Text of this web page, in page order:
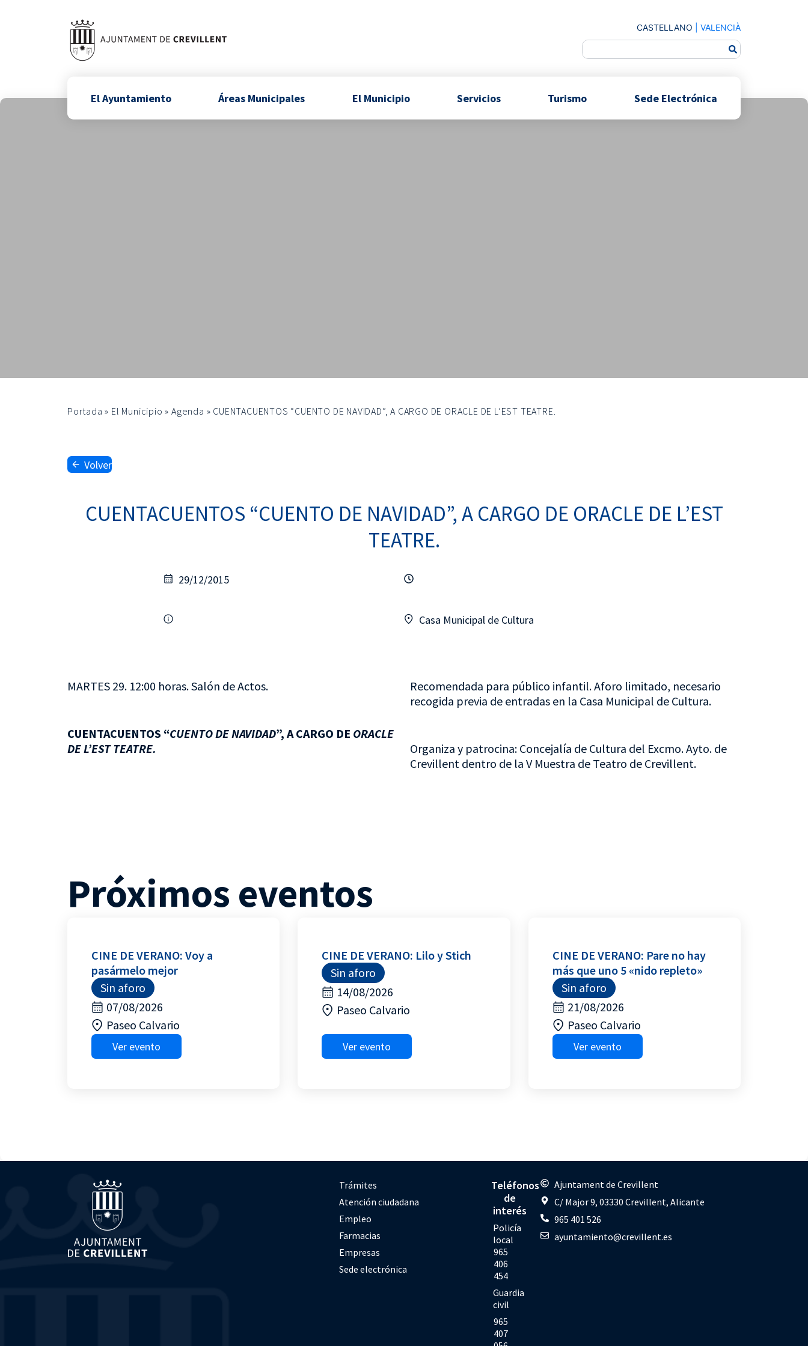
CASTELLANO VALENCIÀ
El Ayuntamiento Áreas Municipales El Municipio Servicios Turismo Sede Electrónica
Portada » El Municipio »Agenda » CUENTACUENTOS “CUENTO DE NAVIDAD”, A CARGO DE ORACLE DE L’EST TEATRE.
Volver
CUENTACUENTOS “CUENTO DE NAVIDAD”, A CARGO DE ORACLE DE L’EST
TEATRE.
29/12/2015
Casa Municipal de Cultura
MARTES 29. 12:00 horas. Salón de Actos.
CUENTACUENTOS “CUENTO DE NAVIDAD”, A CARGO DE ORACLE
DE L’EST TEATRE.
Recomendada para público infantil. Aforo limitado, necesario
recogida previa de entradas en la Casa Municipal de Cultura.
Organiza y patrocina: Concejalía de Cultura del Excmo. Ayto. de
Crevillent dentro de la V Muestra de Teatro de Crevillent.
Próximos eventos
CINE DE VERANO: Voy a
pasármelo mejor
Sin aforo
07/08/2026
Paseo Calvario
Ver evento
CINE DE VERANO: Lilo y Stich
Sin aforo
14/08/2026
Paseo Calvario
Ver evento
CINE DE VERANO: Pare no hay
más que uno 5 «nido repleto»
Sin aforo
21/08/2026
Paseo Calvario
Ver evento
Trámites
Atención ciudadana
Empleo
Farmacias
Empresas
Sede electrónica
Teléfonos
de
interés
Policía
local
965
406
454
Guardia
civil
965
407
Ajuntament de Crevillent
C/ Major 9, 03330 Crevillent, Alicante
965 401 526
ayuntamiento@crevillent.es